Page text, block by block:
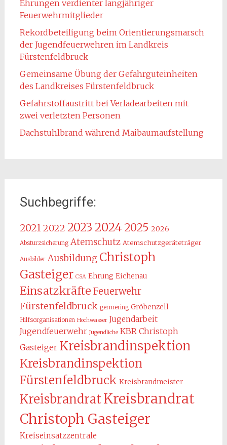
Ehrungen verdienter langjähriger
Feuerwehrmitglieder
Rekordbeteiligung beim Orientierungsmarsch
der Jugendfeuerwehren im Landkreis
Fürstenfeldbruck
Gemeinsame Übung der Gefahrguteinheiten
des Landkreises Fürstenfeldbruck
Gefahrstoffaustritt bei Verladearbeiten mit
zwei verletzten Personen
Dachstuhlbrand während Maibaumaufstellung
Suchbegriffe:
20212022 2023 2024 2025 2026
Absturzsicherung Atemschutz Atemschutzgeräteträger
Ausbilder Ausbildung Christoph
Gasteiger CSA Ehrung Eichenau
Einsatzkräfte Feuerwehr
Fürstenfeldbruck germering Gröbenzell
Hilfsorganisationen Hochwasser Jugendarbeit
Jugendfeuerwehr Jugendliche KBR Christoph
Gasteiger Kreisbrandinspektion
Kreisbrandinspektion
Fürstenfeldbruck Kreisbrandmeister
KreisbrandratKreisbrandrat
Christoph Gasteiger
Kreiseinsatzzentrale